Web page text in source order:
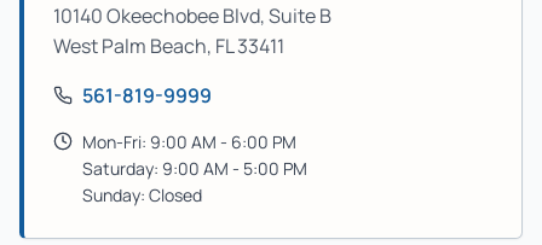
10140 Okeechobee Blvd, Suite B
West Palm Beach, FL33411
561-819-9999
Mon-Fri: 9:00 AM - 6:00 PM
Saturday: 9:00 AM - 5:00 PM
Sunday: Closed